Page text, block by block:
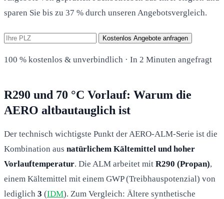
sparen Sie bis zu 37 % durch unseren Angebotsvergleich.
Kostenlos Angebote anfragen
100 % kostenlos & unverbindlich · In 2 Minuten angefragt
R290 und 70 °C Vorlauf: Warum die
AERO altbautauglich ist
Der technisch wichtigste Punkt der AERO-ALM-Serie ist die
Kombination aus natürlichem Kältemittel und hoher
Vorlauftemperatur. Die ALM arbeitet mit R290 (Propan),
einem Kältemittel mit einem GWP (Treibhauspotenzial) von
lediglich 3 (IDM). Zum Vergleich: Ältere synthetische